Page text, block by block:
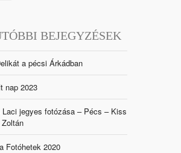
BEJEGYZÉSEK
a pécsi Árkádban
nap 2023
Laci jegyes fotózása – Pécs – Kiss
Zoltán
Fotóhetek 2020